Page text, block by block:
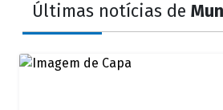
Últimas notícias de